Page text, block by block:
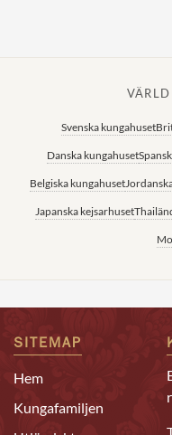
Svenska kungahuset
Danska kungahuset
Belgiska kungahuset
Japanska kejsarhuset
SITEMAP
Hem
Kungafamiljen